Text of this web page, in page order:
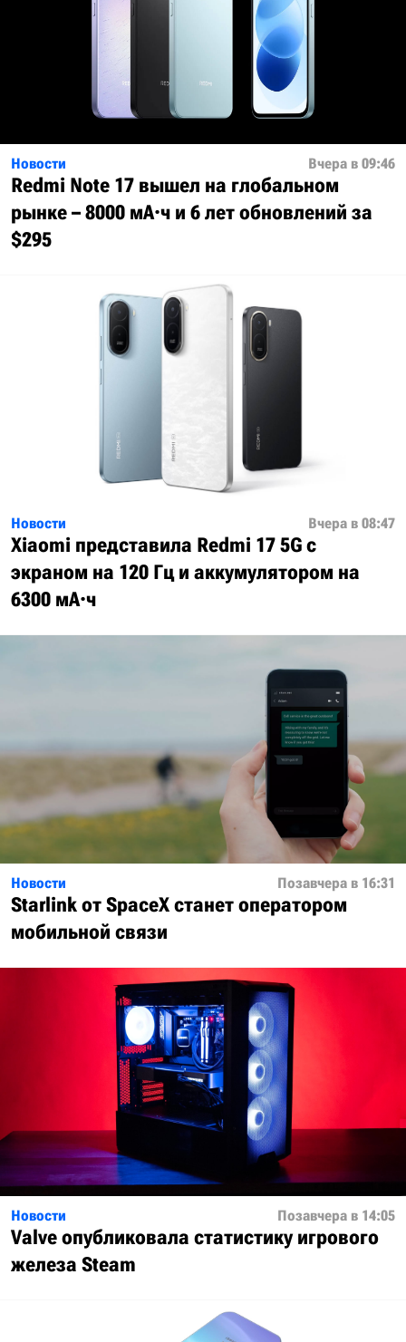
Новости Вчера в 09:46
Redmi Note 17 вышел на глобальном
рынке – 8000 мА·ч и 6 лет обновлений за
$295
Новости Вчера в 08:47
Xiaomi представила Redmi 17 5G с
экраном на 120 Гц и аккумулятором на
6300 мА·ч
Новости Позавчера в 16:31
Starlink от SpaceX станет оператором
мобильной связи
Новости Позавчера в 14:05
Valve опубликовала статистику игрового
железа Steam